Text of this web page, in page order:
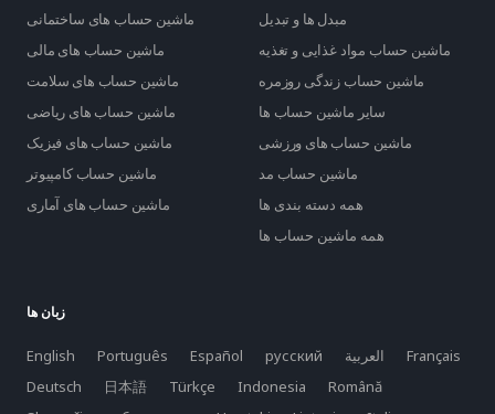
ماشین حساب های ساختمانی
مبدل ها و تبدیل
ماشین حساب های مالی
ماشین حساب مواد غذایی و تغذیه
ماشین حساب های سلامت
ماشین حساب زندگی روزمره
ماشین حساب های ریاضی
سایر ماشین حساب ها
ماشین حساب های فیزیک
ماشین حساب های ورزشی
ماشین حساب کامپیوتر
ماشین حساب مد
ماشین حساب های آماری
همه دسته بندی ها
همه ماشین حساب ها
زبان ها
English Português Español русский العربية
Français
Deutsch
日本語 Türkçe Indonesia
Română